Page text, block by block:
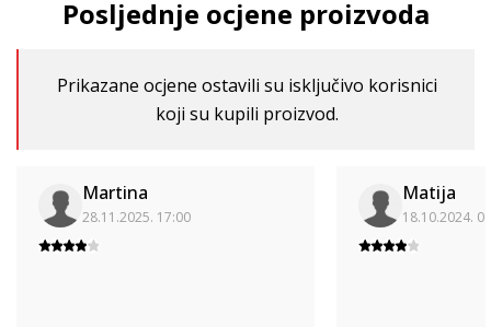
Posljednje ocjene proizvoda
Prikazane ocjene ostavili su isključivo korisnici
koji su kupili proizvod.
Martina
28.11.2025. 17:00
Matija
18.10.2024.